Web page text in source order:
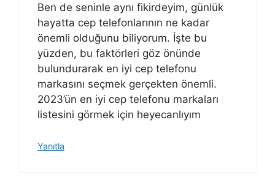
Ben de seninle aynı fikirdeyim, günlük
hayatta cep telefonlarının ne kadar
önemli olduğunu biliyorum. İşte bu
yüzden, bu faktörleri göz önünde
bulundurarak en iyi cep telefonu
markasını seçmek gerçekten önemli.
2023’ün en iyi cep telefonu markaları
listesini görmek için heyecanlıyım
Yanıtla